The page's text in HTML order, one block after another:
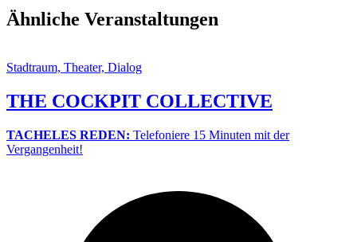
Ähnliche Veranstaltungen
Stadtraum, Theater, Dialog
THE COCKPIT COLLECTIVE
TACHELES REDEN: Telefoniere 15 Minuten mit der
Vergangenheit!